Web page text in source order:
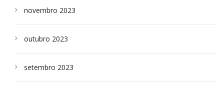
novembro 2023
outubro 2023
setembro 2023